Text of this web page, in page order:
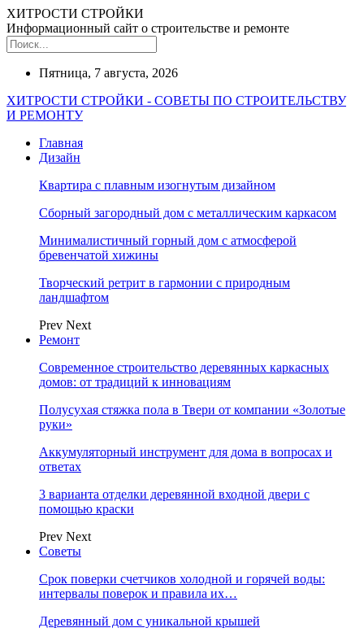
ХИТРОСТИ СТРОЙКИ
Информационный сайт о строительстве и ремонте
Пятница, 7 августа, 2026
ХИТРОСТИ СТРОЙКИ - СОВЕТЫ ПО СТРОИТЕЛЬСТВУ
И РЕМОНТУ
Главная
Дизайн
Квартира с плавным изогнутым дизайном
Сборный загородный дом с металлическим каркасом
Минималистичный горный дом с атмосферой
бревенчатой хижины
Творческий ретрит в гармонии с природным
ландшафтом
Prev Next
Ремонт
Современное строительство деревянных каркасных
домов: от традиций к инновациям
Полусухая стяжка пола в Твери от компании «Золотые
руки»
Аккумуляторный инструмент для дома в вопросах и
ответах
3 варианта отделки деревянной входной двери с
помощью краски
Prev Next
Советы
Срок поверки счетчиков холодной и горячей воды:
интервалы поверок и правила их…
Деревянный дом с уникальной крышей